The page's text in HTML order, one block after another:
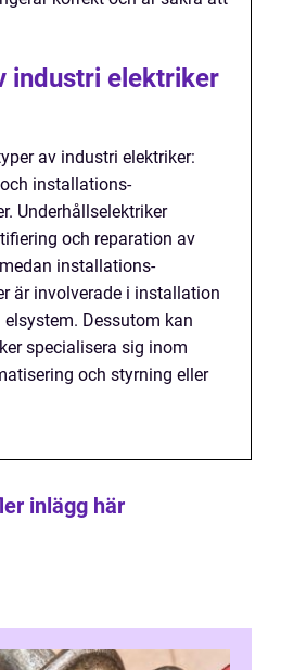
industri elektriker
av industri elektriker:
installations-
Underhållselektriker
och reparation av
installations-
är involverade i installation
Dessutom kan
specialisera sig inom
och styrning eller
inlägg här